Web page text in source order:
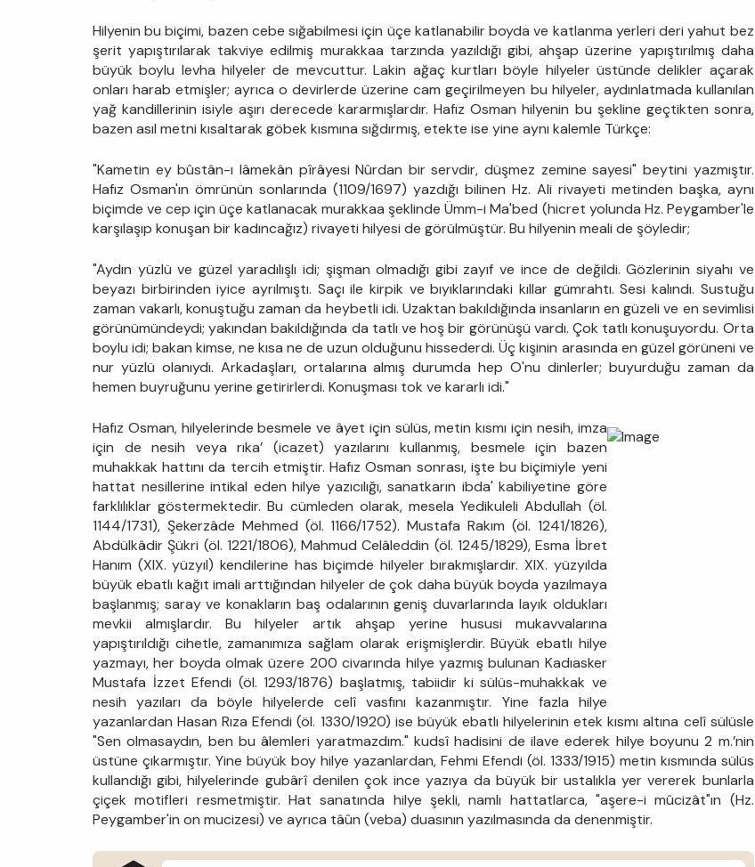
Hilyenin bu biçimi, bazen cebe sığabilmesi için üçe katlanabilir boyda ve katlanma yerleri deri yahut bez
şerit yapıştırılarak takviye edilmiş murakkaa tarzında yazıldığı gibi, ahşap üzerine yapıştırılmış daha
büyük boylu levha hilyeler de mevcuttur. Lakin ağaç kurtları böyle hilyeler üstünde delikler açarak
onları harab etmişler; ayrıca o devirlerde üzerine cam geçirilmeyen bu hilyeler, aydınlatmada kullanılan
yağ kandillerinin isiyle aşırı derecede kararmışlardır. Hafız Osman hilyenin bu şekline geçtikten sonra,
bazen asıl metni kısaltarak göbek kısmına sığdırmış, etekte ise yine aynı kalemle Türkçe:
"Kametin ey bûstân-ı lâmekân pîrâyesi Nûrdan bir servdir, düşmez zemine sayesi" beytini yazmıştır.
Hafız Osman'ın ömrünün sonlarında (1109/1697) yazdığı bilinen Hz. Ali rivayeti metinden başka, aynı
biçimde ve cep için üçe katlanacak murakkaa şeklinde Ümm-i Ma'bed (hicret yolunda Hz. Peygamber'le
karşılaşıp konuşan bir kadıncağız) rivayeti hilyesi de görülmüştür. Bu hilyenin meali de şöyledir;
"Aydın yüzlü ve güzel yaradılışlı idi; şişman olmadığı gibi zayıf ve ince de değildi. Gözlerinin siyahı ve
beyazı birbirinden iyice ayrılmıştı. Saçı ile kirpik ve bıyıklarındaki kıllar gümrahtı. Sesi kalındı. Sustuğu
zaman vakarlı, konuştuğu zaman da heybetli idi. Uzaktan bakıldığında insanların en güzeli ve en sevimlisi
görünümündeydi; yakından bakıldığında da tatlı ve hoş bir görünüşü vardı. Çok tatlı konuşuyordu. Orta
boylu idi; bakan kimse, ne kısa ne de uzun olduğunu hissederdi. Üç kişinin arasında en güzel görüneni ve
nur yüzlü olanıydı. Arkadaşları, ortalarına almış durumda hep O'nu dinlerler; buyurduğu zaman da
hemen buyruğunu yerine getirirlerdi. Konuşması tok ve kararlı idi."
Hafız Osman, hilyelerinde besmele ve âyet için sülüs, metin kısmı için nesih, imza
için de nesih veya rıka’ (icazet) yazılarını kullanmış, besmele için bazen
muhakkak hattını da tercih etmiştir. Hafız Osman sonrası, işte bu biçimiyle yeni
hattat nesillerine intikal eden hilye yazıcılığı, sanatkarın ibda' kabiliyetine göre
farklılıklar göstermektedir. Bu cümleden olarak, mesela Yedikuleli Abdullah (öl.
1144/1731), Şekerzâde Mehmed (öl. 1166/1752). Mustafa Rakım (öl. 1241/1826),
Abdülkâdir Şükri (öl. 1221/1806), Mahmud Celâleddin (öl. 1245/1829), Esma İbret
Hanım (XIX. yüzyıl) kendilerine has biçimde hilyeler bırakmışlardır. XIX. yüzyılda
büyük ebatlı kağıt imali arttığından hilyeler de çok daha büyük boyda yazılmaya
başlanmış; saray ve konakların baş odalarının geniş duvarlarında layık oldukları
mevkii almışlardır. Bu hilyeler artık ahşap yerine hususi mukavvalarına
yapıştırıldığı cihetle, zamanımıza sağlam olarak erişmişlerdir. Büyük ebatlı hilye
yazmayı, her boyda olmak üzere 200 civarında hilye yazmış bulunan Kadıasker
Mustafa İzzet Efendi (öl. 1293/1876) başlatmış, tabiidir ki sülüs-muhakkak ve
nesih yazıları da böyle hilyelerde celî vasfını kazanmıştır. Yine fazla hilye
yazanlardan Hasan Rıza Efendi (öl. 1330/1920) ise büyük ebatlı hilyelerinin etek kısmı altına celî sülüsle
"Sen olmasaydın, ben bu âlemleri yaratmazdım." kudsî hadisini de ilave ederek hilye boyunu 2 m.’nin
üstüne çıkarmıştır. Yine büyük boy hilye yazanlardan, Fehmi Efendi (öl. 1333/1915) metin kısmında sülüs
kullandığı gibi, hilyelerinde gubârî denilen çok ince yazıya da büyük bir ustalıkla yer vererek bunlarla
çiçek motifleri resmetmiştir. Hat sanatında hilye şekli, namlı hattatlarca, "aşere-i mûcizât"ın (Hz.
Peygamber'in on mucizesi) ve ayrıca tâûn (veba) duasının yazılmasında da denenmiştir.